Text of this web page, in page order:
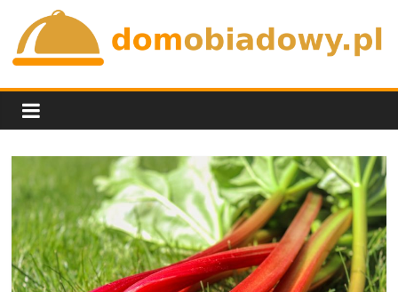
content
domobiadowy.pl